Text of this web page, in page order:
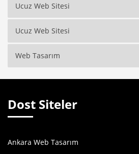
Ucuz Web Sitesi
Ucuz Web Sitesi
Web Tasarım
Dost Siteler
Ankara Web Tasarım